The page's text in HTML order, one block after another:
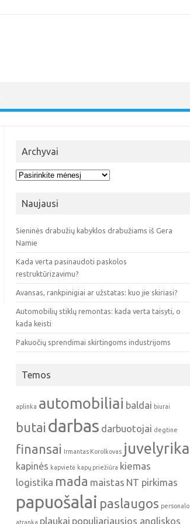
Archyvai
Archyvai
Naujausi
Sieninės drabužių kabyklos drabužiams iš Gera
Namie
Kada verta pasinaudoti paskolos
restruktūrizavimu?
Avansas, rankpinigiai ar užstatas: kuo jie skiriasi?
Automobilių stiklų remontas: kada verta taisyti, o
kada keisti
Pakuočių sprendimai skirtingoms industrijoms
Temos
aplinka automobiliai baldai biurai
butai darbas darbuotojai degtine
finansai Irmantas Korolkovas juvelyrika
kapinės kapvietė kapų priežiūra kiemas
logistika mada maistas NT pirkimas
papuošalai paslaugos personalo
atranka plaukai populiariausios angliskos